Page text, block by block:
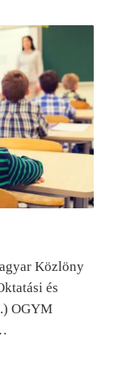
Közlöny
és
OGYM